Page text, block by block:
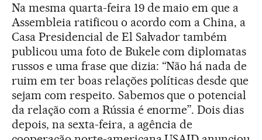
Na mesma quarta-feira 19 de maio em que a
Assembleia ratificou o acordo com a China, a
Casa Presidencial de El Salvador também
publicou uma foto de Bukele com diplomatas
russos e uma frase que dizia: “Não há nada de
ruim em ter boas relações políticas desde que
sejam com respeito. Sabemos que o potencial
da relação com a Rússia é enorme”. Dois dias
depois, na sexta-feira, a agência de